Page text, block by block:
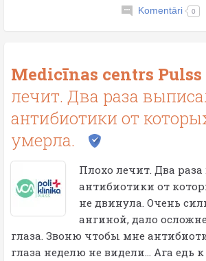
Komentāri 0
Medicīnas centrs Pulss
лечит. Два раза
антибиотики от
умерла.
Плохо лечит. Два
антибиотики от
не двинула. Очень
ангиной, дало
глаза. Звоню чтобы мне
глаза неделю не видели... Ага едь